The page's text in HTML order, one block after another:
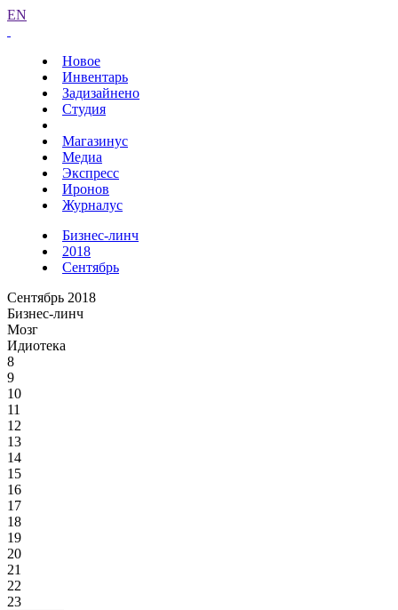
EN
Новое
Инвентарь
Задизайнено
Студия
Магазинус
Медиа
Экспресс
Иронов
Журналус
Бизнес-линч
2018
Сентябрь
Сентябрь 2018
Бизнес-линч
Мозг
Идиотека
8
9
10
11
12
13
14
15
16
17
18
19
20
21
22
23